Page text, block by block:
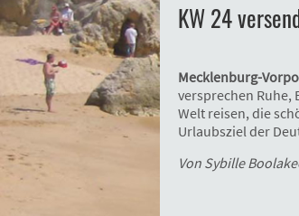
KW 24
Mecklenburg-
versprechen Ruhe,
Welt reisen, die
Urlaubsziel der
Von Sybille